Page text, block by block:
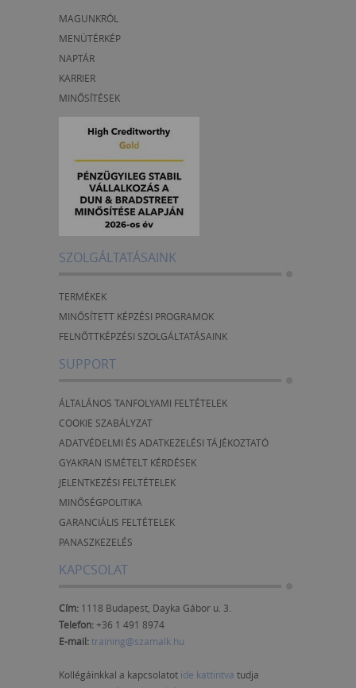
MAGUNKRÓL
MENÜTÉRKÉP
NAPTÁR
KARRIER
MINŐSÍTÉSEK
SZOLGÁLTATÁSAINK
TERMÉKEK
MINŐSÍTETT KÉPZÉSI PROGRAMOK
FELNŐTTKÉPZÉSI SZOLGÁLTATÁSAINK
SUPPORT
ÁLTALÁNOS TANFOLYAMI FELTÉTELEK
COOKIE SZABÁLYZAT
ADATVÉDELMI ÉS ADATKEZELÉSI TÁJÉKOZTATÓ
GYAKRAN ISMÉTELT KÉRDÉSEK
JELENTKEZÉSI FELTÉTELEK
MINŐSÉGPOLITIKA
GARANCIÁLIS FELTÉTELEK
PANASZKEZELÉS
KAPCSOLAT
Cím: 1118 Budapest, Dayka Gábor u. 3.
Telefon:+36 1 491 8974
E-mail:training@szamalk.hu
Kollégáinkkal a kapcsolatot ide kattintva tudja